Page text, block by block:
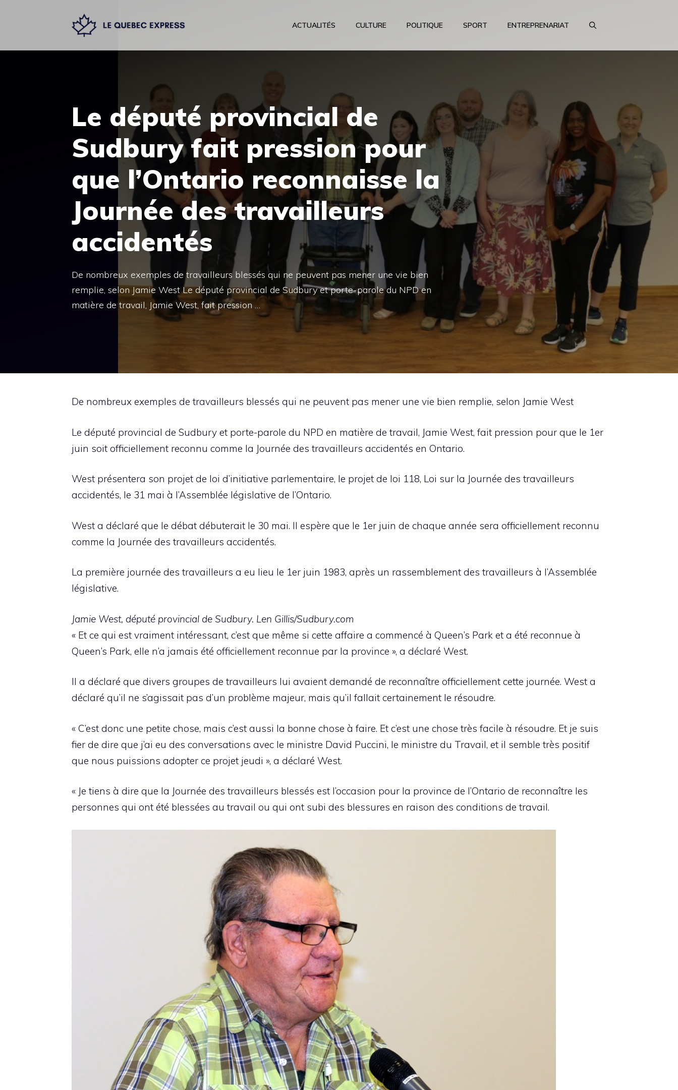
ACTUALITÉS CULTURE POLITIQUE SPORT ENTREPRENARIAT
Le député provincial de
Sudbury fait pression pour
que l’Ontario reconnaisse la
Journée des travailleurs
accidentés
De nombreux exemples de travailleurs blessés qui ne peuvent pas mener une vie bien
remplie, selon Jamie West Le député provincial de Sudbury et porte-parole du NPD en
matière de travail, Jamie West, fait pression …
De nombreux exemples de travailleurs blessés qui ne peuvent pas mener une vie bien remplie, selon Jamie West
Le député provincial de Sudbury et porte-parole du NPD en matière de travail, Jamie West, fait pression pour que le 1er
juin soit officiellement reconnu comme la Journée des travailleurs accidentés en Ontario.
West présentera son projet de loi d’initiative parlementaire, le projet de loi 118, Loi sur la Journée des travailleurs
accidentés, le 31 mai à l’Assemblée législative de l’Ontario.
West a déclaré que le débat débuterait le 30 mai. Il espère que le 1er juin de chaque année sera officiellement reconnu
comme la Journée des travailleurs accidentés.
La première journée des travailleurs a eu lieu le 1er juin 1983, après un rassemblement des travailleurs à l’Assemblée
législative.
Jamie West, député provincial de Sudbury. Len Gillis/Sudbury.com
« Et ce qui est vraiment intéressant, c’est que même si cette affaire a commencé à Queen’s Park et a été reconnue à
Queen’s Park, elle n’a jamais été officiellement reconnue par la province », a déclaré West.
Il a déclaré que divers groupes de travailleurs lui avaient demandé de reconnaître officiellement cette journée. West a
déclaré qu’il ne s’agissait pas d’un problème majeur, mais qu’il fallait certainement le résoudre.
« C’est donc une petite chose, mais c’est aussi la bonne chose à faire. Et c’est une chose très facile à résoudre. Et je suis
fier de dire que j’ai eu des conversations avec le ministre David Puccini, le ministre du Travail, et il semble très positif
que nous puissions adopter ce projet jeudi », a déclaré West.
« Je tiens à dire que la Journée des travailleurs blessés est l’occasion pour la province de l’Ontario de reconnaître les
personnes qui ont été blessées au travail ou qui ont subi des blessures en raison des conditions de travail.